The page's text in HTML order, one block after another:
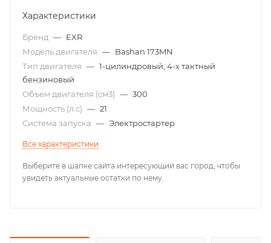
Характеристики
Бренд — EXR
Модель двигателя — Bashan 173MN
Тип двигателя — 1-цилиндровый, 4-х тактный
бензиновый
Объем двигателя (см3) — 300
Мощность (л.с) — 21
Система запуска — Электростартер
Все характеристики
Выберите в шапке сайта интересующий вас город, чтобы
увидеть актуальные остатки по нему.